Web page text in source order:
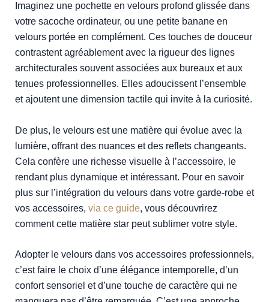
Imaginez une pochette en velours profond glissée dans
votre sacoche ordinateur, ou une petite banane en
velours portée en complément. Ces touches de douceur
contrastent agréablement avec la rigueur des lignes
architecturales souvent associées aux bureaux et aux
tenues professionnelles. Elles adoucissent l’ensemble
et ajoutent une dimension tactile qui invite à la curiosité.
De plus, le velours est une matière qui évolue avec la
lumière, offrant des nuances et des reflets changeants.
Cela confère une richesse visuelle à l’accessoire, le
rendant plus dynamique et intéressant. Pour en savoir
plus sur l’intégration du velours dans votre garde-robe et
vos accessoires, via ce guide, vous découvrirez
comment cette matière star peut sublimer votre style.
Adopter le velours dans vos accessoires professionnels,
c’est faire le choix d’une élégance intemporelle, d’un
confort sensoriel et d’une touche de caractère qui ne